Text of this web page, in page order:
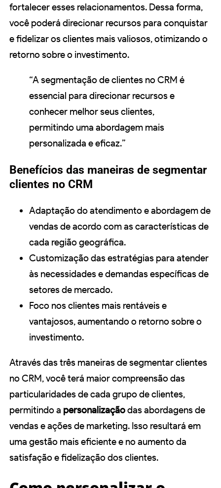
fortalecer esses relacionamentos. Dessa forma,
você poderá direcionar recursos para conquistar
e fidelizar os clientes mais valiosos, otimizando o
retorno sobre o investimento.
“A segmentação de clientes no CRM é
essencial para direcionar recursos e
conhecer melhor seus clientes,
permitindo uma abordagem mais
personalizada e eficaz.”
Benefícios das maneiras de segmentar
clientes no CRM
Adaptação do atendimento e abordagem de
vendas de acordo com as características de
cada região geográfica.
Customização das estratégias para atender
às necessidades e demandas específicas de
setores de mercado.
Foco nos clientes mais rentáveis e
vantajosos, aumentando o retorno sobre o
investimento.
Através das três maneiras de segmentar clientes
no CRM, você terá maior compreensão das
particularidades de cada grupo de clientes,
permitindo a personalizaçãodas abordagens de
vendas e ações de marketing. Isso resultará em
uma gestão mais eficiente e no aumento da
satisfação e fidelização dos clientes.